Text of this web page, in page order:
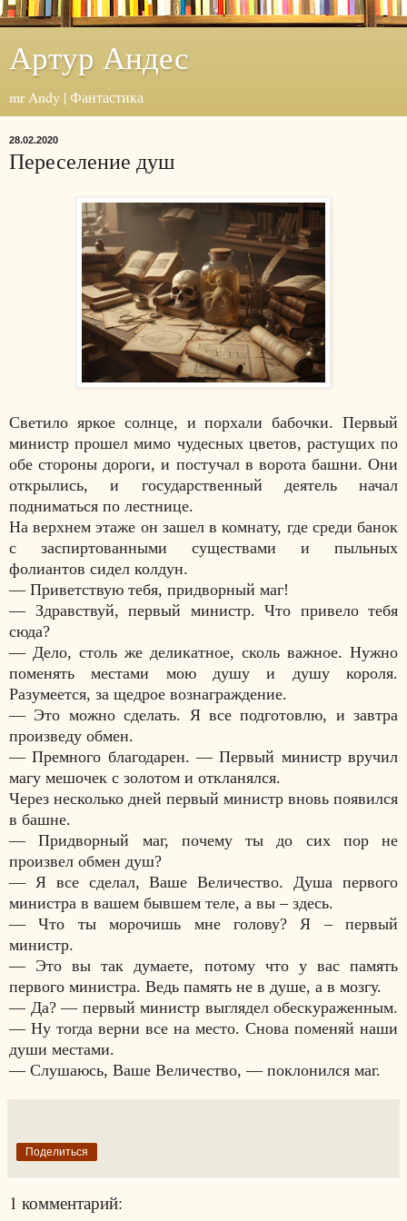
Артур Андес
mr Andy | Фантастика
28.02.2020
Переселение душ
Светило яркое cолнце, и порхали бабочки. Первый
министр прошел мимо чудесных цветов, растущих по
обе стороны дороги, и постучал в ворота башни. Они
открылись, и государственный деятель начал
подниматься по лестнице.
На верхнем этаже он зашел в комнату, где среди банок
с заспиртованными существами и пыльных
фолиантов сидел колдун.
— Приветствую тебя, придворный маг!
— Здравствуй, первый министр. Что привело тебя
сюда?
— Дело, столь же деликатное, сколь важное. Нужно
поменять местами мою душу и душу короля.
Разумеется, за щедрое вознаграждение.
— Это можно сделать. Я все подготовлю, и завтра
произведу обмен.
—Премного благодарен. — Первый министр вручил
магу мешочек с золотом и откланялся.
Через несколько дней первый министр вновь появился
в башне.
—Придворный маг, почему ты до сих пор не
произвел обмен душ?
— Я все сделал, Ваше Величество. Душа первого
министра в вашем бывшем теле, а вы – здесь.
—Что ты морочишь мне голову? Я – первый
министр.
— Это вы так думаете, потому что у вас память
первого министра. Ведь память не в душе, а в мозгу.
— Да? — первый министр выглядел обескураженным.
— Ну тогда верни все на место. Снова поменяй наши
души местами.
— Слушаюсь, Ваше Величество, — поклонился маг.
Поделиться
1 комментарий: